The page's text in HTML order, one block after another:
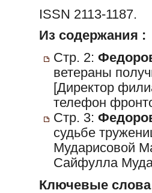
ISSN 2113-1187.
Из содержания :
Стр. 2:
ветераны
[Директор
телефон
Стр. 3:
судьбе
Мударисовой
Сайфулла
Ключевые слова